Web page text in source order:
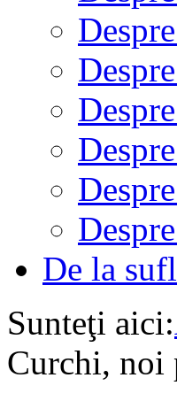
De la
Sunteţi aici:
Curchi, noi